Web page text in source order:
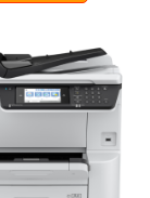
Envío hoy.